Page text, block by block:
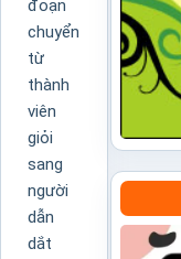
đoạn
chuyển
từ
thành
viên
giỏi
sang
người
dẫn
dắt